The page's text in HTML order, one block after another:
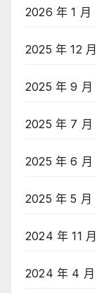
2026 年 1 月
2025 年 12 月
2025 年 9 月
2025 年 7 月
2025 年 6 月
2025 年 5 月
2024 年 11 月
2024 年 4 月